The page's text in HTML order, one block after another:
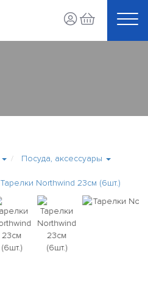
Посуда, аксессуары
Тарелки Northwind 23см (6шт.)